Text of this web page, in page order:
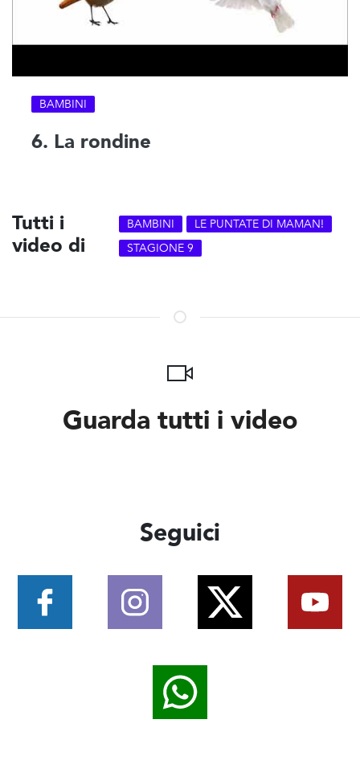
BAMBINI
6. La rondine
Tutti i
video di
BAMBINI
LE PUNTATE DI MAMAN!
STAGIONE 9
Guarda tutti i video
Seguici